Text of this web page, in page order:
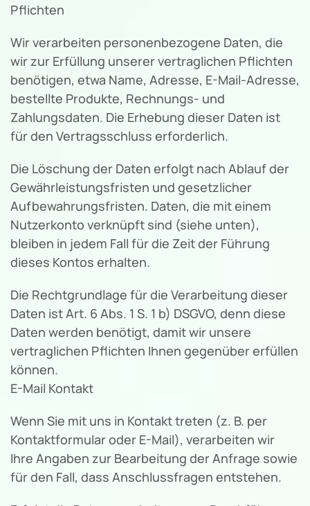
Pflichten
Wir verarbeiten personenbezogene Daten, die
wir zur Erfüllung unserer vertraglichen Pflichten
benötigen, etwa Name, Adresse, E-Mail-Adresse,
bestellte Produkte, Rechnungs- und
Zahlungsdaten. Die Erhebung dieser Daten ist
für den Vertragsschluss erforderlich.
Die Löschung der Daten erfolgt nach Ablauf der
Gewährleistungsfristen und gesetzlicher
Aufbewahrungsfristen. Daten, die mit einem
Nutzerkonto verknüpft sind (siehe unten),
bleiben in jedem Fall für die Zeit der Führung
dieses Kontos erhalten.
Die Rechtgrundlage für die Verarbeitung dieser
Daten ist Art. 6 Abs. 1 S. 1 b) DSGVO, denn diese
Daten werden benötigt, damit wir unsere
vertraglichen Pflichten Ihnen gegenüber erfüllen
können.
E-Mail Kontakt
Wenn Sie mit uns in Kontakt treten (z. B. per
Kontaktformular oder E-Mail), verarbeiten wir
Ihre Angaben zur Bearbeitung der Anfrage sowie
für den Fall, dass Anschlussfragen entstehen.